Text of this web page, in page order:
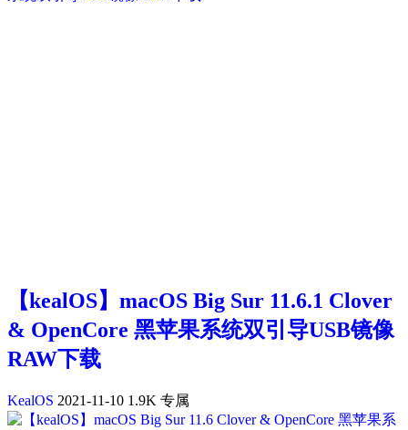
【kealOS】macOS Big Sur 11.6.1 Clover
& OpenCore 黑苹果系统双引导USB镜像
RAW下载
KealOS 2021-11-10 1.9K 专属